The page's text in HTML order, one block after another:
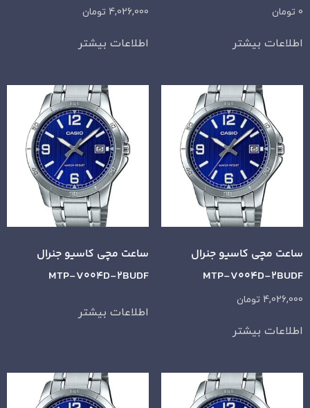
0 تومان
اطلاعات بیشتر
4,026,000 تومان
اطلاعات بیشتر
ساعت مچی کاسیو جنرال
MTP-V004D-2BUDF
4,026,000 تومان
اطلاعات بیشتر
ساعت مچی کاسیو جنرال
MTP-V004D-2BUDF
اطلاعات بیشتر